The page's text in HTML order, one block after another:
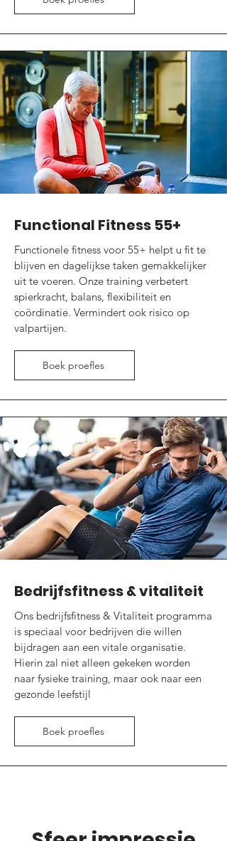
Functional Fitness 55+
Functionele fitness voor 55+ helpt u fit te
blijven en dagelijkse taken gemakkelijker
uit te voeren. Onze training verbetert
spierkracht, balans, flexibiliteit en
coördinatie. Vermindert ook risico op
valpartijen.
Boek proefles
Bedrijfsfitness & vitaliteit
Ons bedrijfsfitness & Vitaliteit programma
is speciaal voor bedrijven die willen
bijdragen aan een vitale organisatie.
Hierin zal niet alleen gekeken worden
naar fysieke training, maar ook naar een
gezonde leefstijl
Boek proefles